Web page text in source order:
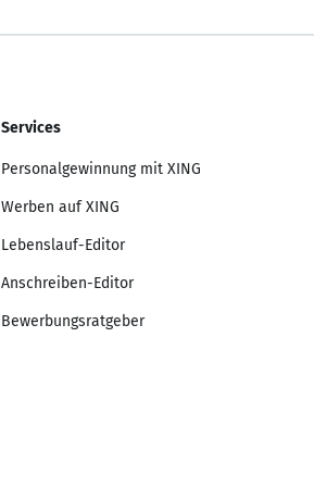
Services
Personalgewinnung mit XING
Werben auf XING
Lebenslauf-Editor
Anschreiben-Editor
Bewerbungsratgeber